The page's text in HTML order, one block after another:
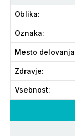
Oblika:
Oznaka:
Mesto delovanja
Zdravje:
Vsebnost: